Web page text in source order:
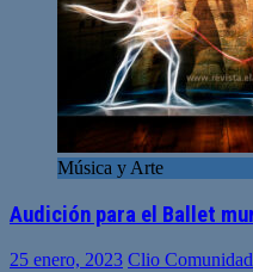
Música y Arte
Audición para el Ballet
25 enero, 2023 Clio Comunidad